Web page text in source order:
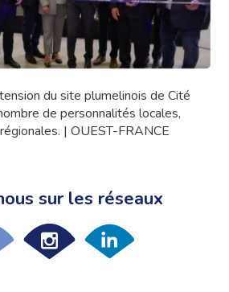
du site plumelinois de Cité
de personnalités locales,
| OUEST-FRANCE
sur les réseaux